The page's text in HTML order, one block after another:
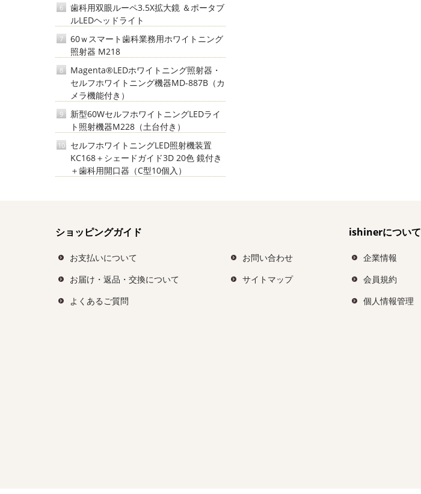
歯科用双眼ルーペ3.5X拡大鏡 ＆ポータブ
ルLEDヘッドライト
6
60ｗスマート歯科業務用ホワイトニング
照射器 M218
7
Magenta®LEDホワイトニング照射器・
セルフホワイトニング機器MD-887B（カ
メラ機能付き）
8
新型60WセルフホワイトニングLEDライ
ト照射機器M228（土台付き）
9
セルフホワイトニングLED照射機装置
KC168＋シェードガイド3D 20色 鏡付き
＋歯科用開口器（C型10個入）
10
ショッピングガイド
お支払いについて
お届け・返品・交換について
よくあるご質問
お問い合わせ
サイトマップ
ishinerについて
企業情報
会員規約
個人情報管理